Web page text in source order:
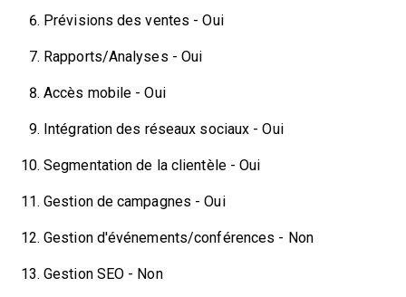
Prévisions des ventes - Oui
Rapports/Analyses - Oui
Accès mobile - Oui
Intégration des réseaux sociaux - Oui
Segmentation de la clientèle - Oui
Gestion de campagnes - Oui
Gestion d'événements/conférences - Non
Gestion SEO - Non